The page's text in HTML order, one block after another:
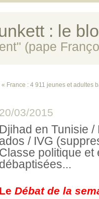
: le
(pape
« France : 4 911 jeunes et adultes
20/03/2015
Djihad en Tunisie
ados / IVG
Classe politique et
débaptisées...
Le Débat de la